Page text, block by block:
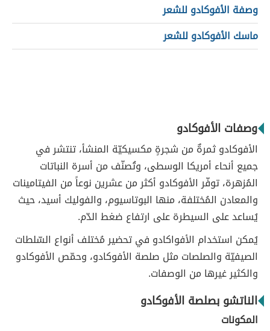
وصفة الأفوكادو للشعر
ماسك الأفوكادو للشعر
وصفات الأفوكادو
الأفوكادو ثمرةٌ من شجرةٍ مكسيكيّة المنشأ، تنتشر في
جميع أنحاء أمريكا الوسطى، وتُصنّف من أسرة النباتات
المُزهرة، توفّر الأفوكادو أكثر من عشرين نوعاً من الفيتامينات
والمعادن المُختلفة، منها البوتاسيوم، والفوليك أسيد، حيث
يُساعد على السيطرة على ارتفاع ضغط الدّم.
يُمكن استخدام الأفواكادو في تحضير مُختلف أنواع السّلطات
الصيفيّة والصلصات مثل صلصة الأفوكادو، وحمّص الأفوكادو
والكثير غيرها من الوصفات.
الناتشو بصلصة الأفوكادو
المكونات